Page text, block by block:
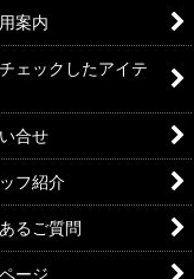
案内
ェックしたアイテ
合せ
フ紹介
るご質問
ージ